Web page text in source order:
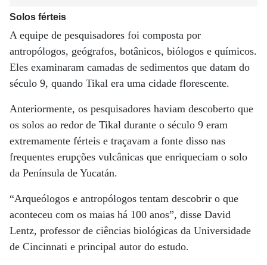
Solos férteis
A equipe de pesquisadores foi composta por
antropólogos, geógrafos, botânicos, biólogos e químicos.
Eles examinaram camadas de sedimentos que datam do
século 9, quando Tikal era uma cidade florescente.
Anteriormente, os pesquisadores haviam descoberto que
os solos ao redor de Tikal durante o século 9 eram
extremamente férteis e traçavam a fonte disso nas
frequentes erupções vulcânicas que enriqueciam o solo
da Península de Yucatán.
“Arqueólogos e antropólogos tentam descobrir o que
aconteceu com os maias há 100 anos”, disse David
Lentz, professor de ciências biológicas da Universidade
de Cincinnati e principal autor do estudo.